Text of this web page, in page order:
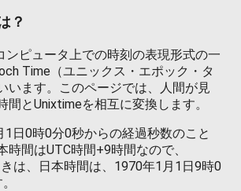
？
ンピュータ上での時刻の表現形式の一
Time（ユニックス・エポック・タ
います。このページでは、人間が見
間とUnixtimeを相互に変換します。
1日0時0分0秒からの経過秒数のこと
時間はUTC時間+9時間なので、
は、日本時間は、1970年1月1日9時0